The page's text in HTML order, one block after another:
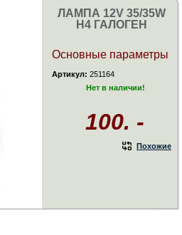
ЛАМПА 12V 35/35W
H4 ГАЛОГЕН
Основные параметры
Артикул: 251164
Нет в наличии!
100. -
Похожие